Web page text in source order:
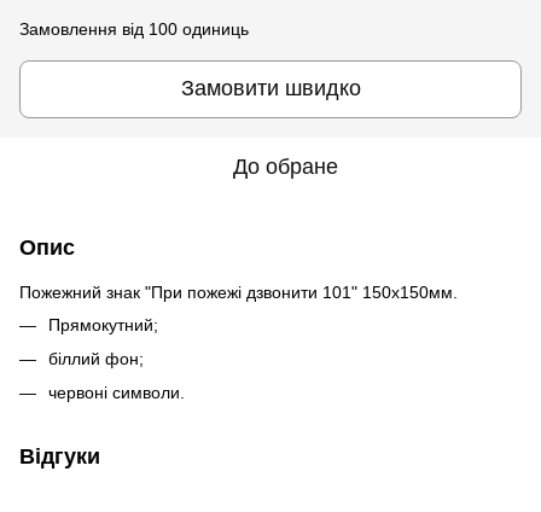
Замовлення від 100 одиниць
Замовити швидко
До обране
Опис
Пожежний знак "При пожежі дзвонити 101" 150х150мм.
Прямокутний;
біллий фон;
червоні символи.
Відгуки